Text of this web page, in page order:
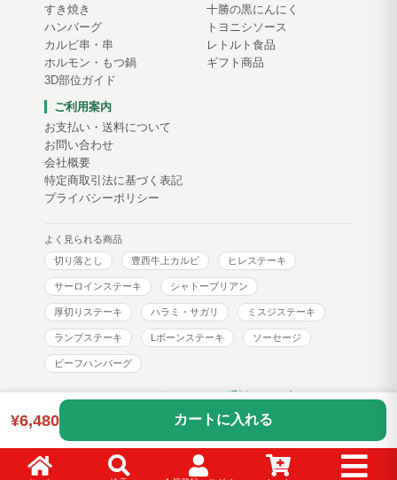
すき焼き
ハンバーグ
カルビ串・串
ホルモン・もつ鍋
3D部位ガイド
十勝の黒にんにく
トヨニシソース
レトルト食品
ギフト商品
ご利用案内
お支払い・送料について
お問い合わせ
会社概要
特定商取引法に基づく表記
プライバシーポリシー
よく見られる商品
切り落とし
豊西牛上カルビ ヒレステーキ
サーロインステーキ シャトーブリアン
厚切りステーキ ハラミ・サガリ ミスジステーキ
ランプステーキ Lボーンステーキ ソーセージ
ビーフハンバーグ
トヨニシファーム コーポレートサイト通販サイトブログ
Copyright © toyonishi farm. All Rights Reserved.
¥6,480 カートに入れる